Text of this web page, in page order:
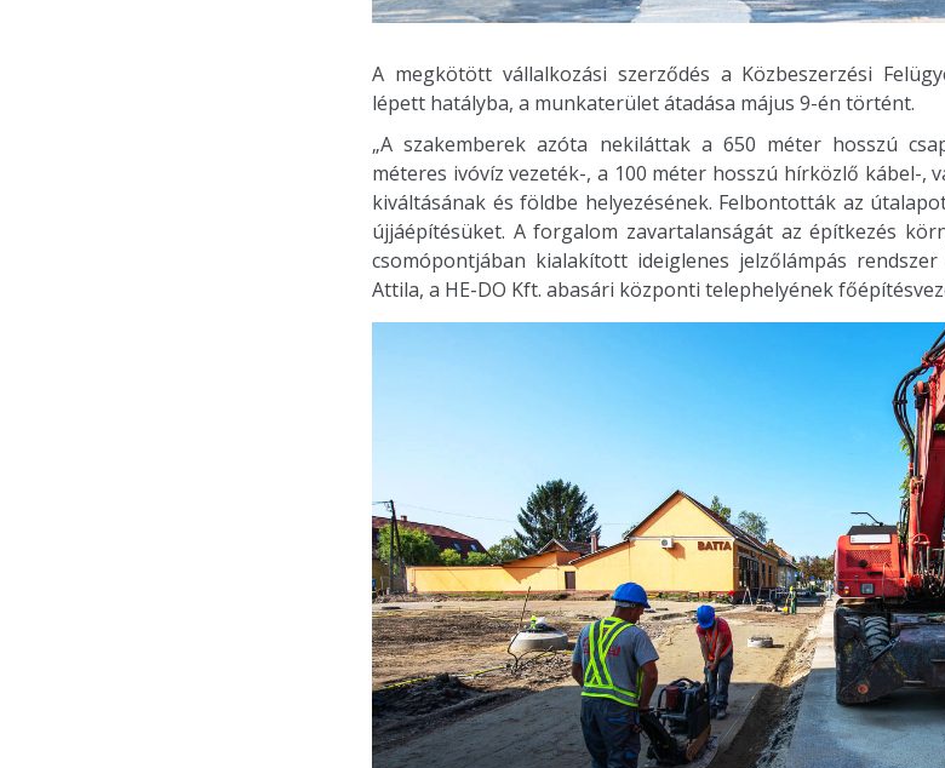
A megkötött vállalkozási szerződés a Közbeszerzési
lépett hatályba, a munkaterület átadása május 9-én történt.
„A szakemberek azóta nekiláttak a 650 méter hosszú
méteres ivóvíz vezeték-, a 100 méter hosszú hírközlő kábel-,
kiváltásának és földbe helyezésének. Felbontották az
újjáépítésüket. A forgalom zavartalanságát az építkezés
csomópontjában kialakított ideiglenes jelzőlámpás
Attila, a HE-DO Kft. abasári központi telephelyének